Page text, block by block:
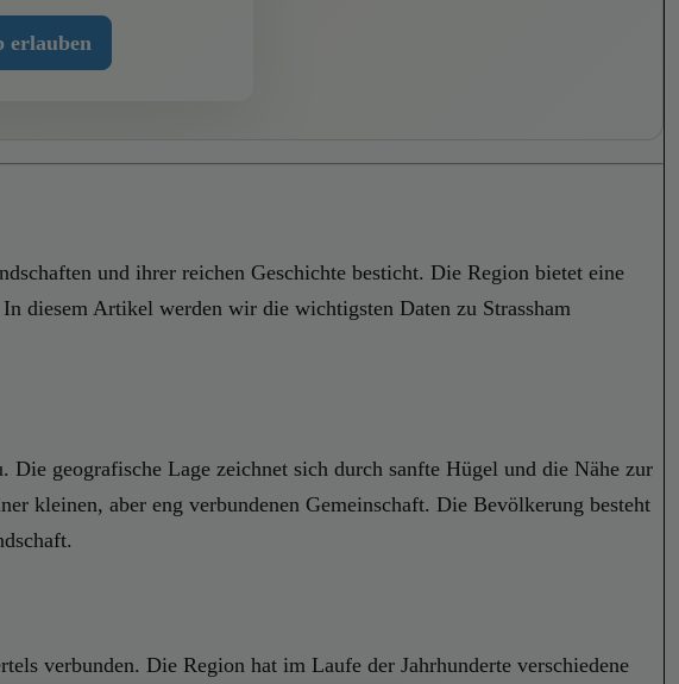
erlauben
und ihrer reichen Geschichte besticht. Die Region bietet eine
diesem Artikel werden wir die wichtigsten Daten zu Strassham
geografische Lage zeichnet sich durch sanfte Hügel und die Nähe zur
kleinen, aber eng verbundenen Gemeinschaft. Die Bevölkerung besteht
verbunden. Die Region hat im Laufe der Jahrhunderte verschiedene